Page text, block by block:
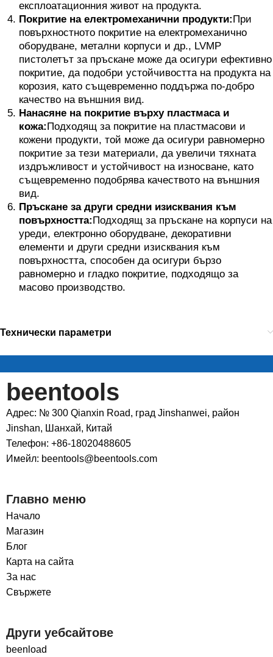
експлоатационния живот на продукта.
Покритие на електромеханични продукти:При
повърхностното покритие на електромеханично
оборудване, метални корпуси и др., LVMP
пистолетът за пръскане може да осигури ефективно
покритие, да подобри устойчивостта на продукта на
корозия, като същевременно поддържа по-добро
качество на външния вид.
Нанасяне на покритие върху пластмаса и
кожа:Подходящ за покритие на пластмасови и
кожени продукти, той може да осигури равномерно
покритие за тези материали, да увеличи тяхната
издръжливост и устойчивост на износване, като
същевременно подобрява качеството на външния
вид.
Пръскане за други средни изисквания към
повърхността:Подходящ за пръскане на корпуси на
уреди, електронно оборудване, декоративни
елементи и други средни изисквания към
повърхността, способен да осигури бързо
равномерно и гладко покритие, подходящо за
масово производство.
Технически параметри
beentools
Адрес: № 300 Qianxin Road, град Jinshanwei, район
Jinshan, Шанхай, Китай
Телефон: +86-18020488605
Имейл: beentools@beentools.com
Главно меню
Начало
Магазин
Блог
Карта на сайта
За нас
Свържете
Други уебсайтове
beenload